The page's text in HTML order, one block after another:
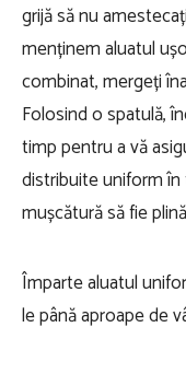
grijă să nu
menținem aluatul
combinat, mergeți
Folosind o spatulă,
timp pentru a vă
distribuite uniform
mușcătură să fie
Împarte aluatul
le până aproape de